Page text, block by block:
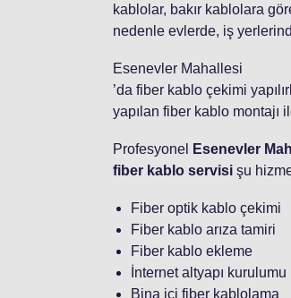
kablolar, bakır kablolara
nedenle evlerde, iş
Esenevler Mahallesi
’da fiber kablo çekimi
yapılan fiber kablo montajı
Profesyonel
Esenevler
fiber kablo servisi şu
Fiber optik kablo çekimi
Fiber kablo arıza tamiri
Fiber kablo ekleme
İnternet altyapı kurulumu
Bina içi fiber kablolama